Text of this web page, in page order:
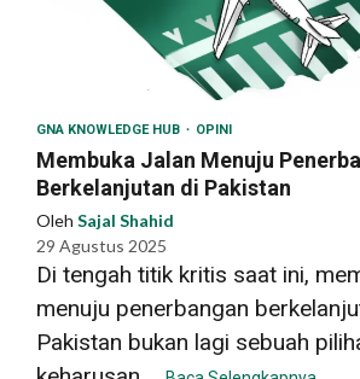
GNA KNOWLEDGE HUB OPINI
Membuka Jalan Menuju
Berkelanjutan di Pakistan
Oleh Sajal Shahid
29 Agustus 2025
Di tengah titik kritis saat ini,
menuju penerbangan
Pakistan bukan lagi sebuah